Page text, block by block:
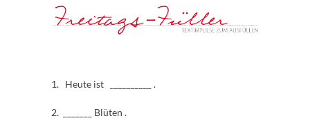
1. Heute ist __________ .
2. _______ Blüten .